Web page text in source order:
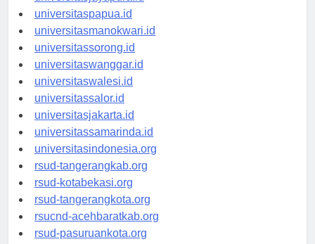
universitasjayapura.id
universitaspapua.id
universitasmanokwari.id
universitassorong.id
universitaswanggar.id
universitaswalesi.id
universitassalor.id
universitasjakarta.id
universitassamarinda.id
universitasindonesia.org
rsud-tangerangkab.org
rsud-kotabekasi.org
rsud-tangerangkota.org
rsucnd-acehbaratkab.org